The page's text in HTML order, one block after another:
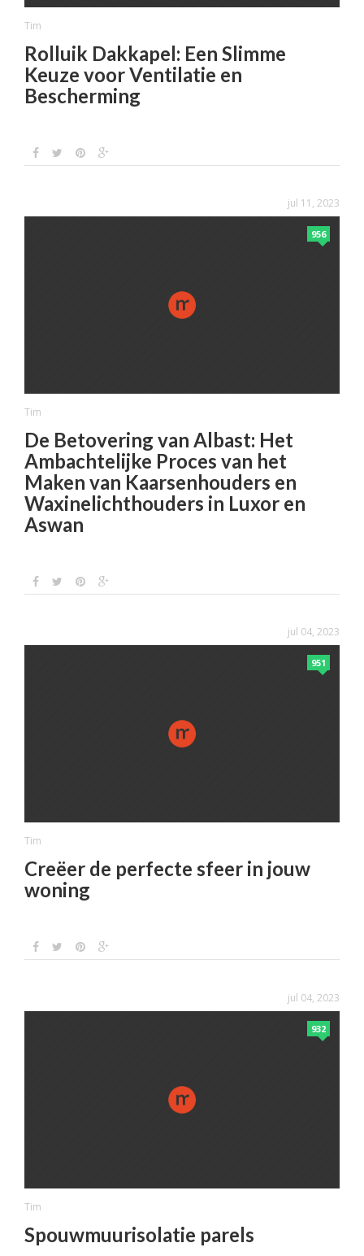
Tim
Rolluik Dakkapel: Een Slimme
Keuze voor Ventilatie en
Bescherming
jul 11, 2023
956
Tim
De Betovering van Albast: Het
Ambachtelijke Proces van het
Maken van Kaarsenhouders en
Waxinelichthouders in Luxor en
Aswan
jul 04, 2023
951
Tim
Creëer de perfecte sfeer in jouw
woning
jul 04, 2023
932
Tim
Spouwmuurisolatie parels